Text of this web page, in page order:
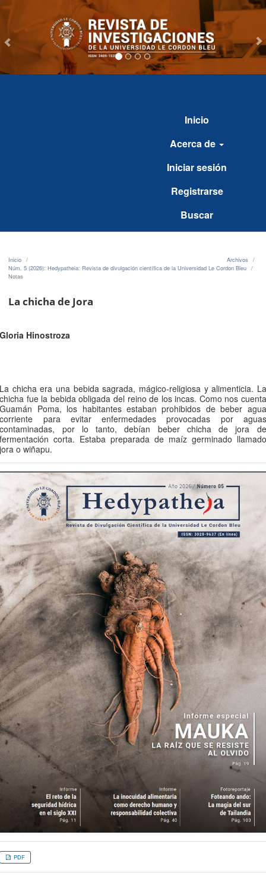
Inicio
Acerca de
Iniciar sesión
Registrarse
Buscar
Inicio / Archivos /
Núm. 5 (2026): Hedypatheia: Revista de divulgación científica de la Universidad Le Cordon Bleu /
Notas
La chicha de Jora
Gloria Hinostroza
La chicha era una bebida sagrada, mágico-religiosa y alimenticia. La
chicha fue la bebida obligada del reino de los incas. Como nos cuenta
Guamán Poma, los habitantes estaban prohibidos de beber agua
corriente para evitar enfermedades provocadas por aguas
contaminadas, por lo tanto, debían beber chicha de jora de
fermentación corta. Estaba preparada de maíz germinado llamado
jora o wiñapu.
PDF